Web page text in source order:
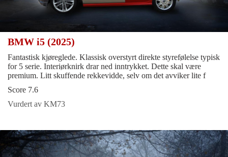
BMW i5 (2025)
Fantastisk kjøreglede. Klassisk overstyrt direkte styrefølelse typisk
for 5 serie. Interiørknirk drar ned inntrykket. Dette skal være
premium. Litt skuffende rekkevidde, selv om det avviker lite f
Score 7.6
Vurdert av KM73